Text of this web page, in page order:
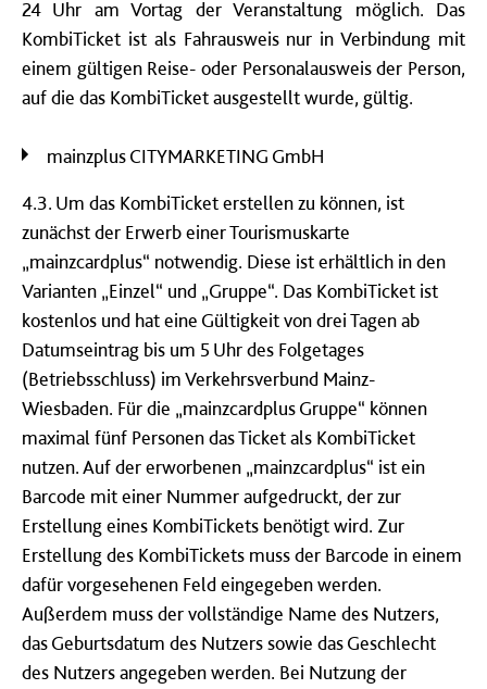
24 Uhr am Vortag der Veranstaltung möglich. Das
KombiTicket ist als Fahrausweis nur in Verbindung mit
einem gültigen Reise- oder Personalausweis der Person,
auf die das KombiTicket ausgestellt wurde, gültig.
mainzplus CITYMARKETING GmbH
4.3. Um das KombiTicket erstellen zu können, ist
zunächst der Erwerb einer Tourismuskarte
„mainzcardplus“ notwendig. Diese ist erhältlich in den
Varianten „Einzel“ und „Gruppe“. Das KombiTicket ist
kostenlos und hat eine Gültigkeit von drei Tagen ab
Datumseintrag bis um 5 Uhr des Folgetages
(Betriebsschluss) im Verkehrsverbund Mainz-
Wiesbaden. Für die „mainzcardplus Gruppe“ können
maximal fünf Personen das Ticket als KombiTicket
nutzen. Auf der erworbenen „mainzcardplus“ ist ein
Barcode mit einer Nummer aufgedruckt, der zur
Erstellung eines KombiTickets benötigt wird. Zur
Erstellung des KombiTickets muss der Barcode in einem
dafür vorgesehenen Feld eingegeben werden.
Außerdem muss der vollständige Name des Nutzers,
das Geburtsdatum des Nutzers sowie das Geschlecht
des Nutzers angegeben werden. Bei Nutzung der